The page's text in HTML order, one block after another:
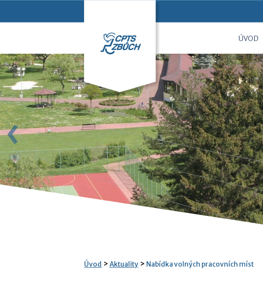
ÚVOD
Úvod > Aktuality > Nabídka volných pracovních míst